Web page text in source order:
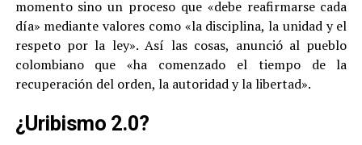
momento sino un proceso que «debe reafirmarse cada
día» mediante valores como «la disciplina, la unidad y el
respeto por la ley». Así las cosas, anunció al pueblo
colombiano que «ha comenzado el tiempo de la
recuperación del orden, la autoridad y la libertad».
¿Uribismo 2.0?